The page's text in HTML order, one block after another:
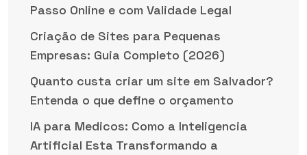
Passo Online e com Validade Legal
Criação de Sites para Pequenas
Empresas: Guia Completo (2026)
Quanto custa criar um site em Salvador?
Entenda o que define o orçamento
IA para Medicos: Como a Inteligencia
Artificial Esta Transformando a